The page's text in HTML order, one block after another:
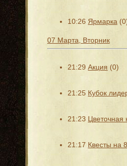
10:26 Ярмарка
07 Марта, Вторник
21:29 Акция (0)
21:25 Кубок
21:23 Цветочная
21:17 Квесты на